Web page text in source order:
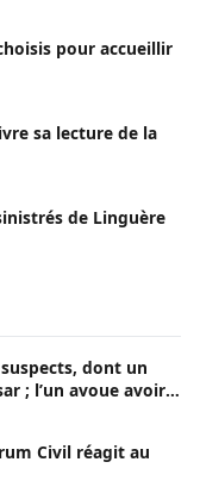
pour accueillir
sa lecture de la
de Linguère
dont un
; l’un avoue avoir
Civil réagit au